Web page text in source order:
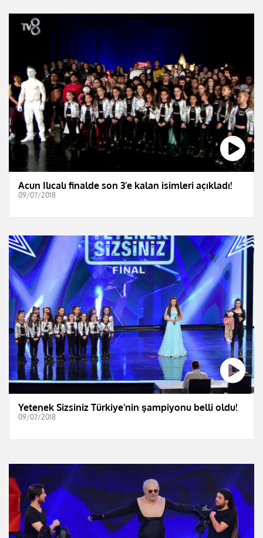
Acun Ilıcalı finalde son 3'e kalan isimleri açıkladı!
09/07/2018
Yetenek Sizsiniz Türkiye'nin şampiyonu belli oldu!
09/07/2018